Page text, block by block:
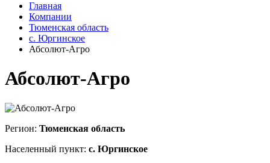
Главная
Компании
Тюменская область
с. Юргинское
Абсолют-Агро
Абсолют-Агро
Регион: Тюменская область
Населенный пункт: с. Юргинское